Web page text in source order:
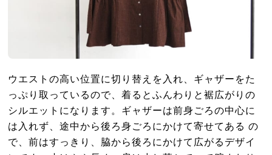
ウエストの高い位置に切り替えを入れ、ギャザーをた
っぷり取っているので、着るとふんわりと裾広がりの
シルエットになります。ギャザーは前身ごろの中心に
は入れず、途中から後ろ身ごろにかけて寄せてある の
で、前はすっきり、脇から後ろにかけて広がるデザイ